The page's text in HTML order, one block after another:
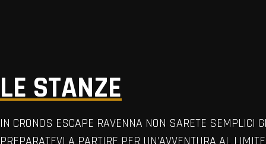
LE STANZE
IN CRONOS ESCAPE RAVENNA NON SARETE SEMPLICI
PREPARATEVI A PARTIRE PER UN’AVVENTURA AL